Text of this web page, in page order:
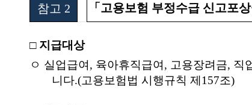
참고 2 「 고용보험 부정수급 신고포
□ 지급대상
ㅇ 실업급여 , 육아휴직급여 , 고용장려금, 직
니다.(고용보험법 시행규칙 제 157조)